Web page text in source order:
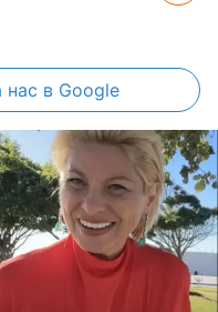
нас в Google